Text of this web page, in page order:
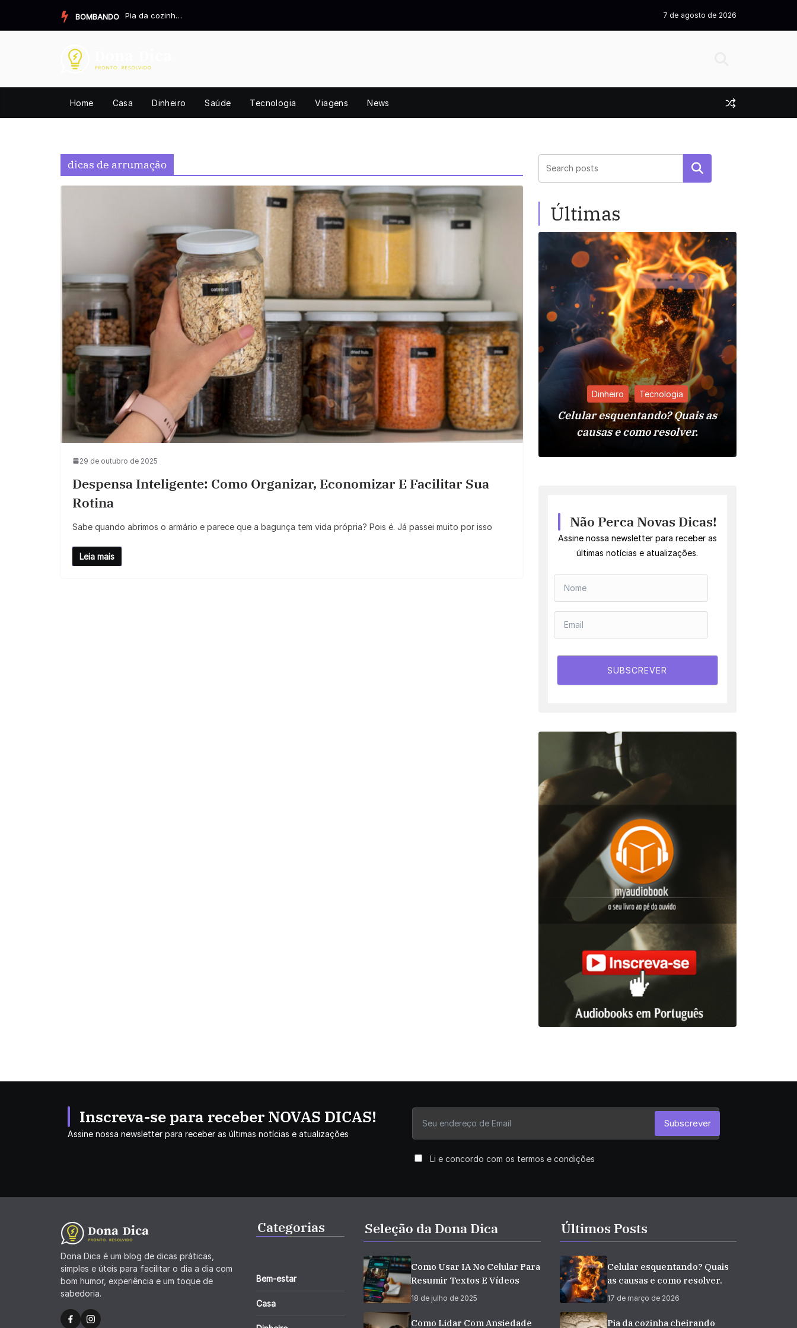
BOMBANDO Pia da cozinha cheirando mal? Resolva definitivamente. 7 de agosto de 2026
Home Casa Dinheiro Saúde Tecnologia Viagens News
dicas de arrumação
29 de outubro de 2025
Despensa Inteligente: Como Organizar, Economizar E Facilitar Sua
Rotina
Sabe quando abrimos o armário e parece que a bagunça tem vida própria? Pois é. Já passei muito por isso
Leia mais
Pesquisar
Últimas
Dinheiro Tecnologia
Celular esquentando? Quais as
causas e como resolver.
Não Perca Novas Dicas!
Assine nossa newsletter para receber as
últimas notícias e atualizações.
SUBSCREVER
Inscreva-se para receber NOVAS DICAS!
Assine nossa newsletter para receber as últimas notícias e atualizações
Li e concordo com os termos e condições
Subscrever
Dona Dica é um blog de dicas práticas,
simples e úteis para facilitar o dia a dia com
bom humor, experiência e um toque de
sabedoria.
Categorias
Bem-estar
Casa
Seleção da Dona Dica
Como Usar IA No Celular Para
Resumir Textos E Vídeos
18 de julho de 2025
Como Lidar Com Ansiedade
Últimos Posts
Celular esquentando? Quais
as causas e como resolver.
17 de março de 2026
Pia da cozinha cheirando